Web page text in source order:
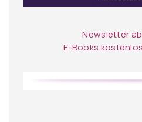
Newsletter
E-Books